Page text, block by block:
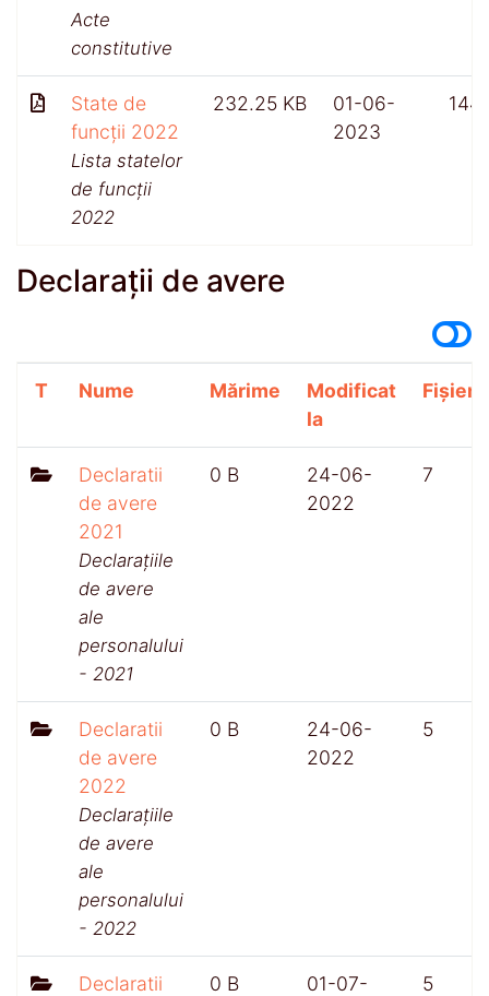
Acte
constitutive
State de
funcții 2022
Lista statelor
de funcții
2022
232.25 KB
01-06-
2023
Declarații de avere
T Nume Mărime
Modificat
la
Fișiere
Declaratii
de avere
2021
Declarațiile
de avere
ale
personalului
- 2021
0 B
24-06-
2022
7
Declaratii
de avere
2022
Declarațiile
de avere
ale
personalului
- 2022
0 B
24-06-
2022
5
Declaratii
0 B
01-07-
5